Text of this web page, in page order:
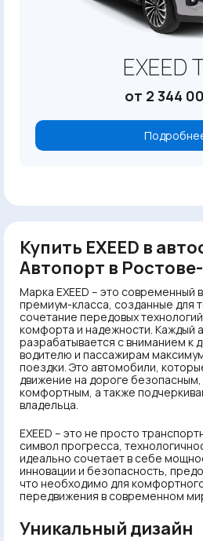
EXEED
от 2 344
Купить EXEED в
Автопорт в
Марка EXEED – это современный
премиум-класса, созданные для
сочетание передовых
комфорта и надежности. Каждый
разрабатывается с вниманием к
водителю и пассажирам
поездки. Это автомобили,
движение на дороге
комфортным, а также
владельца.
EXEED – это не просто
символ прогресса,
идеально сочетает в себе
инновации и безопасность,
что необходимо для
передвижения в современном
Уникальный дизайн